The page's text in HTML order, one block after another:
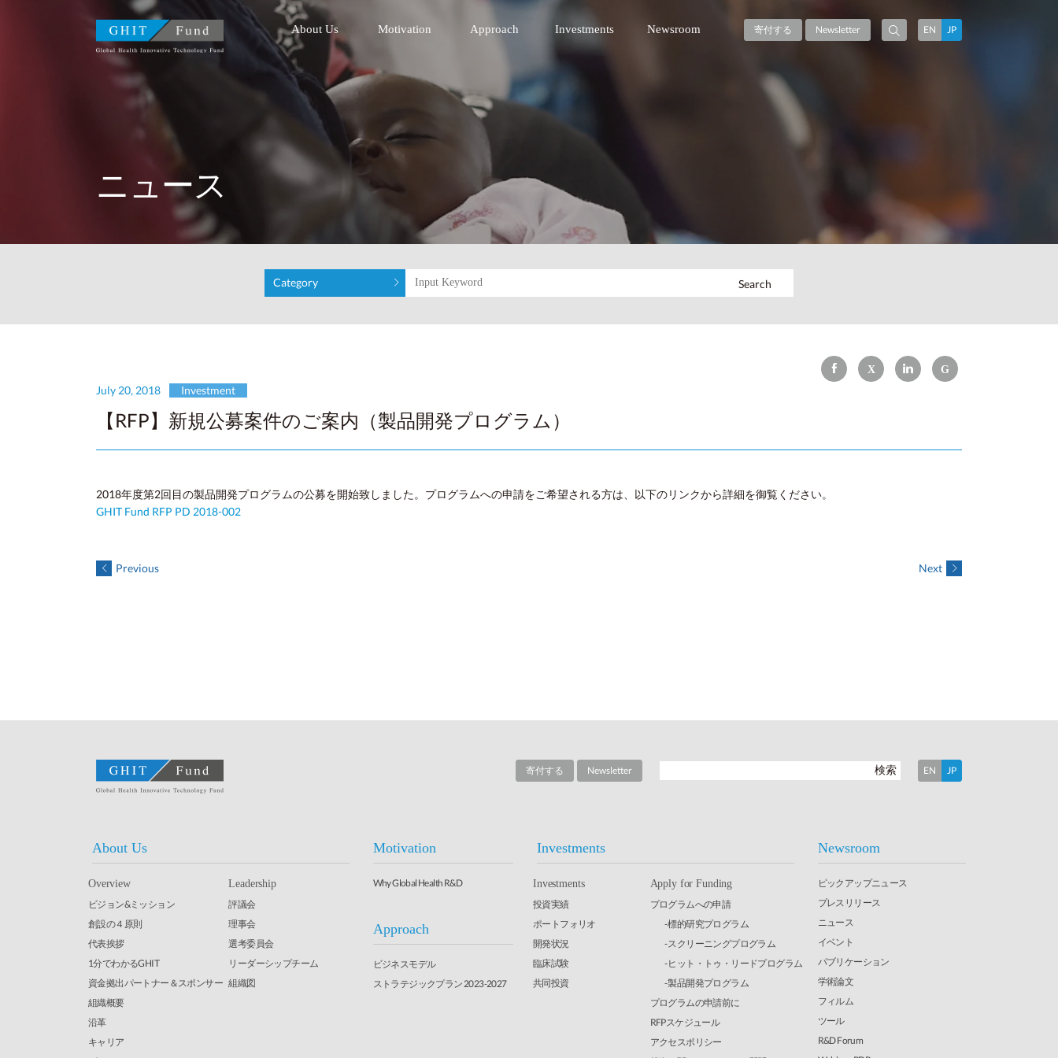
GHIT Fund Global Health Innovative Technology Fund
About Us Motivation Approach Investments Newsroom 寄付する Newsletter EN JP
ニュース
Category Search
July 20, 2018 Investment
【RFP】新規公募案件のご案内（製品開発プログラム）
2018年度第2回目の製品開発プログラムの公募を開始致しました。プログラムへの申請をご希望される方は、 以下のリンクから詳細を御覧ください。
GHIT Fund RFP PD 2018-002
Previous Next
寄付する Newsletter 検索 EN JP
About Us
Overview
ビジョン&ミッション
創設の４原則
代表挨拶
1分でわかるGHIT
資金拠出パートナー＆スポンサー
組織概要
沿革
キャリア
Leadership
評議会
理事会
選考委員会
リーダーシップチーム
組織図
Motivation
Why Global Health R&D
Approach
ビジネスモデル
ストラテジックプラン 2023-2027
Investments
Investments
投資実績
ポートフォリオ
開発状況
臨床試験
共同投資
Apply for Funding
プログラムへの申請
- 標的研究プログラム
- スクリーニングプログラム
- ヒット・トゥ・リードプログラム
- 製品開発プログラム
プログラムの申請前に
RFPスケジュール
アクセスポリシー
Newsroom
ピックアップニュース
プレスリリース
ニュース
イベント
パブリケーション
学術論文
フィルム
ツール
R&D Forum